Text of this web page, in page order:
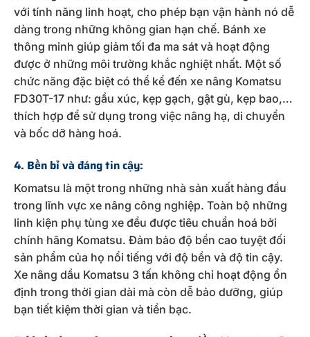
với tính năng linh hoạt, cho phép bạn vận hành nó dễ
dàng trong những không gian hạn chế. Bánh xe
thông minh giúp giảm tối đa ma sát và hoạt động
được ở những môi trường khắc nghiệt nhất. Một số
chức năng đặc biệt có thể kể đến xe nâng Komatsu
FD30T-17 như: gầu xúc, kẹp gạch, gật gù, kẹp bao,…
thích hợp để sử dụng trong việc nâng hạ, di chuyển
và bốc dỡ hàng hoá.
4. Bền bỉ và đáng tin cậy:
Komatsu là một trong những nhà sản xuất hàng đầu
trong lĩnh vực xe nâng công nghiệp. Toàn bộ những
linh kiện phụ tùng xe đều được tiêu chuẩn hoá bởi
chính hãng Komatsu. Đảm bảo độ bền cao tuyệt đối
sản phẩm của họ nổi tiếng với độ bền và độ tin cậy.
Xe nâng dầu Komatsu 3 tấn không chỉ hoạt động ổn
định trong thời gian dài mà còn dễ bảo dưỡng, giúp
bạn tiết kiệm thời gian và tiền bạc.